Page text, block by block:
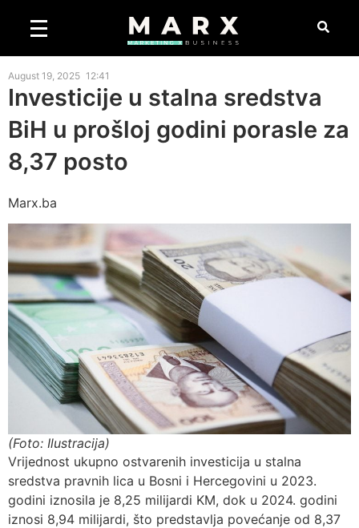
August 19, 2025 12:41
Investicije u stalna sredstva
BiH u prošloj godini porasle za
8,37 posto
Marx.ba
(Foto: Ilustracija)
Vrijednost ukupno ostvarenih investicija u stalna
sredstva pravnih lica u Bosni i Hercegovini u 2023.
godini iznosila je 8,25 milijardi KM, dok u 2024. godini
iznosi 8,94 milijardi, što predstavlja povećanje od 8,37